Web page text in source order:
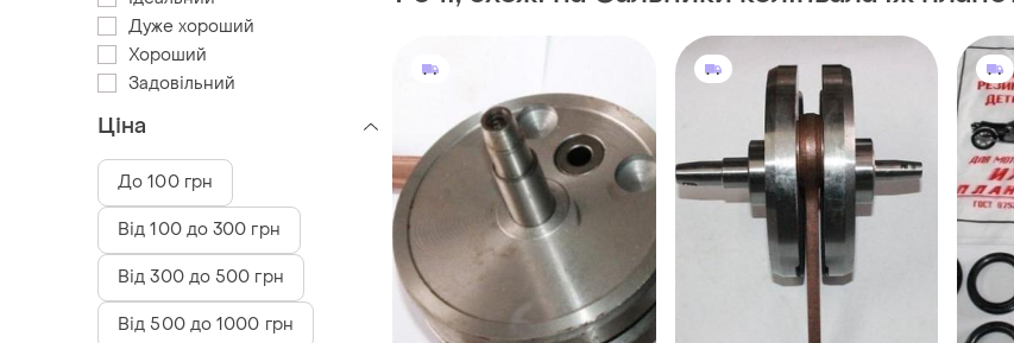
Дуже хороший
Хороший
Задовільний
Ціна
До 100 грн
Від 100 до 300 грн
Від 300 до 500 грн
Від 500 до 1000 грн